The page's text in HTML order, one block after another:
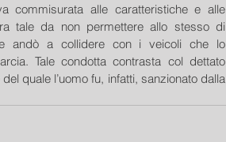
commisurata alle caratteristiche e alle
tale da non permettere allo stesso di
andò a collidere con i veicoli che lo
Tale condotta contrasta col dettato
quale l’uomo fu, infatti, sanzionato dalla